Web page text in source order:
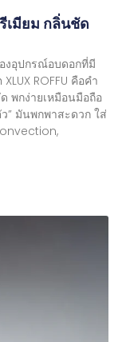
เมียม กลิ่นชัด
งอุปกรณ์อบดอกที่มี
ROFFU คือคำ
พกง่ายเหมือนมือถือ
ว” มันพกพาสะดวก ใส่